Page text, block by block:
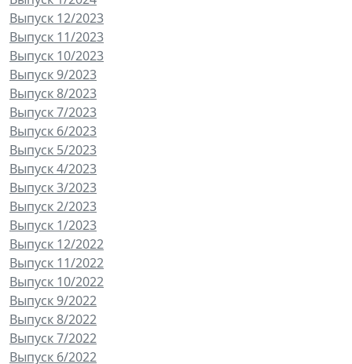
Выпуск 12/2023
Выпуск 11/2023
Выпуск 10/2023
Выпуск 9/2023
Выпуск 8/2023
Выпуск 7/2023
Выпуск 6/2023
Выпуск 5/2023
Выпуск 4/2023
Выпуск 3/2023
Выпуск 2/2023
Выпуск 1/2023
Выпуск 12/2022
Выпуск 11/2022
Выпуск 10/2022
Выпуск 9/2022
Выпуск 8/2022
Выпуск 7/2022
Выпуск 6/2022